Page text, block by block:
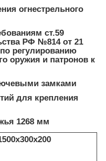
огнестрельного
ст.59
РФ №814 от 21
регулированию
оружия и патронов к
замками
для крепления
1268 мм